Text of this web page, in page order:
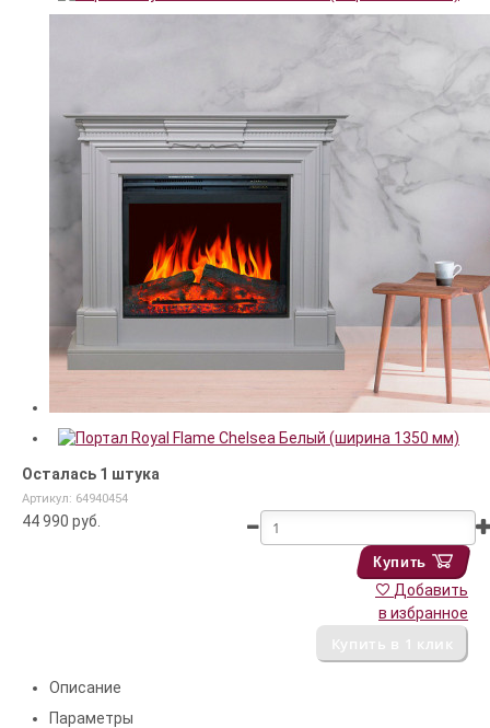
Осталась 1 штука
Артикул: 64940454
44 990 руб.
Купить
Добавить
в избранное
Описание
Параметры